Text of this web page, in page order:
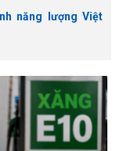
năng lượng Việt